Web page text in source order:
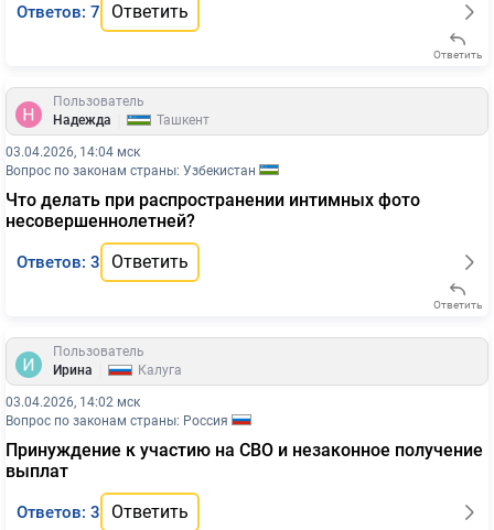
Ответов: 7 Ответить
Ответить
Пользователь
Надежда
Ташкент
03.04.2026, 14:04 мск
Вопрос по законам страны: Узбекистан
Что делать при распространении интимных фото
несовершеннолетней?
Ответов: 3 Ответить
Ответить
Пользователь
Ирина
Калуга
03.04.2026, 14:02 мск
Вопрос по законам страны: Россия
Принуждение к участию на СВО и незаконное получение
выплат
Ответов: 3 Ответить